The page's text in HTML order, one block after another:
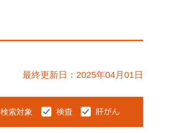
最終更新日：2025年04月01日
検索対象